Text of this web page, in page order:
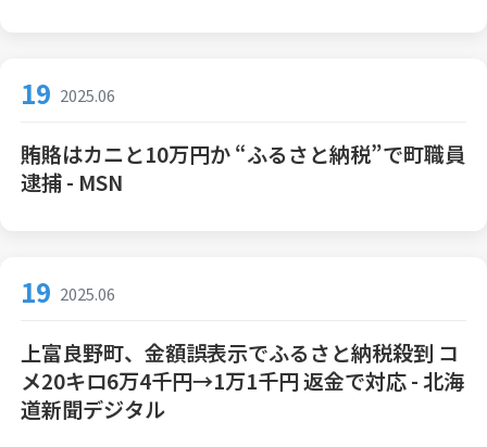
19 2025.06
賄賂はカニと10万円か “ふるさと納税”で町職員
逮捕 - MSN
19 2025.06
上富良野町、金額誤表示でふるさと納税殺到 コ
メ20キロ6万4千円→1万1千円 返金で対応 - 北海
道新聞デジタル